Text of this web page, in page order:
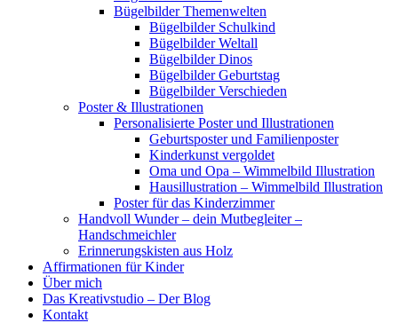
Bügelbilder Themenwelten
Bügelbilder Schulkind
Bügelbilder Weltall
Bügelbilder Dinos
Bügelbilder Geburtstag
Bügelbilder Verschieden
Poster & Illustrationen
Personalisierte Poster und Illustrationen
Geburtsposter und Familienposter
Kinderkunst vergoldet
Oma und Opa – Wimmelbild Illustration
Hausillustration – Wimmelbild Illustration
Poster für das Kinderzimmer
Handvoll Wunder – dein Mutbegleiter –
Handschmeichler
Erinnerungskisten aus Holz
Affirmationen für Kinder
Über mich
Das Kreativstudio – Der Blog
Kontakt